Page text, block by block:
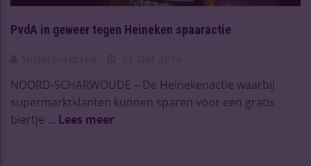
PvdA in geweer tegen Heineken spaaractie
NOORD-SCHARWOUDE – De Heinekenactie waarbij
supermarktklanten kunnen sparen voor een gratis
biertje ... Lees meer